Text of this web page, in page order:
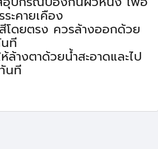
ะคายเคือง
โดยตรง ควรล้างออกด้วย
ที
ห้ล้างตาด้วยน้ำสะอาดและไป
นที